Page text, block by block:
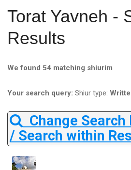
Torat Yavneh -
Results
We found 54 matching shiurim
Your search query: Shiur type:
Change
/ Search within